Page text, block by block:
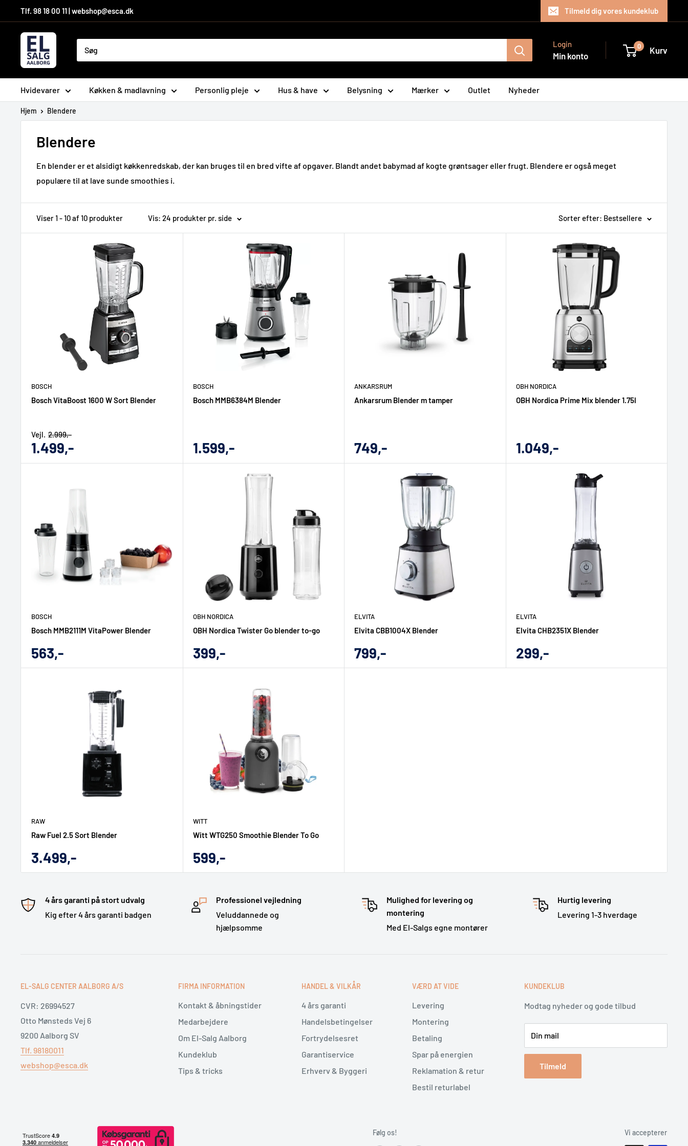
til
indhold
Tlf. 98 18 00 11 | webshop@esca.dk Tilmeld dig vores kundeklub
El-
Salg
Aalborg
Login
Min konto
0 Kurv
Hvidevarer Køkken & madlavning Personlig pleje Hus & have Belysning Mærker Outlet Nyheder
Hjem Blendere
Blendere
En blender er et alsidigt køkkenredskab, der kan bruges til en bred vifte af opgaver. Blandt andet babymad af kogte grøntsager eller frugt. Blendere er også meget
populære til at lave sunde smoothies i.
Viser 1 - 10 af 10 produkter Vis: 24 produkter pr. side Sorter efter: Bestsellere
BOSCH
Bosch VitaBoost 1600 W Sort Blender
Udsalgs
pris
1.499,-
Vejl. 2.999,-
BOSCH
Bosch MMB6384M Blender
Udsalgs
pris
1.599,-
ANKARSRUM
Ankarsrum Blender m tamper
Udsalgs
pris
749,-
OBH NORDICA
OBH Nordica Prime Mix blender 1.75l
Udsalgs
pris
1.049,-
BOSCH
Bosch MMB2111M VitaPower Blender
Udsalgs
pris
563,-
OBH NORDICA
OBH Nordica Twister Go blender to-go
Udsalgs
pris
399,-
ELVITA
Elvita CBB1004X Blender
Udsalgs
pris
799,-
ELVITA
Elvita CHB2351X Blender
Udsalgs
pris
299,-
RAW
Raw Fuel 2.5 Sort Blender
Udsalgs
pris
3.499,-
WITT
Witt WTG250 Smoothie Blender To Go
Udsalgs
pris
599,-
4 års garanti på stort udvalg
Kig efter 4 års garanti badgen
Professionel vejledning
Veluddannede og
hjælpsomme
Mulighed for levering og
montering
Med El-Salgs egne montører
Hurtig levering
Levering 1-3 hverdage
EL-SALG CENTER AALBORG A/S
CVR: 26994527
Otto Mønsteds Vej 6
9200 Aalborg SV
Tlf. 98180011
webshop@esca.dk
FIRMA INFORMATION
Kontakt & åbningstider
Medarbejdere
Om El-Salg Aalborg
Kundeklub
Tips & tricks
HANDEL & VILKÅR
4 års garanti
Handelsbetingelser
Fortrydelsesret
Garantiservice
Erhverv & Byggeri
VÆRD AT VIDE
Levering
Montering
Betaling
Spar på energien
Reklamation & retur
Bestil returlabel
KUNDEKLUB
Modtag nyheder og gode tilbud
Din mail
Tilmeld
Følg os! Vi accepterer